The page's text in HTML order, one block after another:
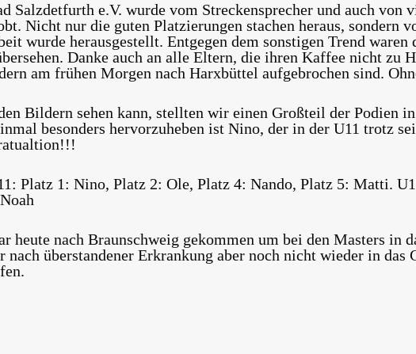
Salzdetfurth e.V. wurde vom Streckensprecher und auch von
Nicht nur die guten Platzierungen stachen heraus, sondern
wurde herausgestellt. Entgegen dem sonstigen Trend
Danke auch an alle Eltern, die ihren Kaffee nicht zu
am frühen Morgen nach Harxbüttel aufgebrochen sind.
Bildern sehen kann, stellten wir einen Großteil der Podien
besonders hervorzuheben ist Nino, der in der U11 trotz
Platz 1: Nino, Platz 2: Ole, Platz 4: Nando, Platz 5: Matti.
heute nach Braunschweig gekommen um bei den Masters in
nach überstandener Erkrankung aber noch nicht wieder in das